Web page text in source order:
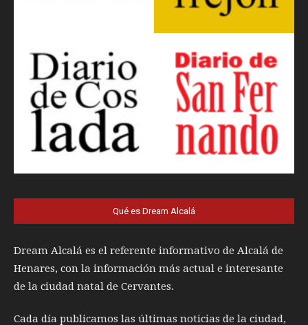
Qué es Dream Alcalá
Dream Alcalá es el referente informativo de Alcalá de
Henares, con la información más actual e interesante
de la ciudad natal de Cervantes.
Cada día publicamos las últimas noticias de la ciudad,